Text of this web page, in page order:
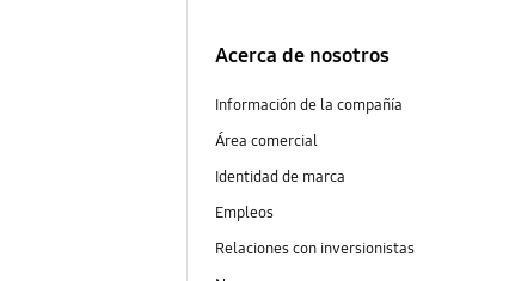
Acerca de nosotros
Información de la compañía
Área comercial
Identidad de marca
Empleos
Relaciones con inversionistas